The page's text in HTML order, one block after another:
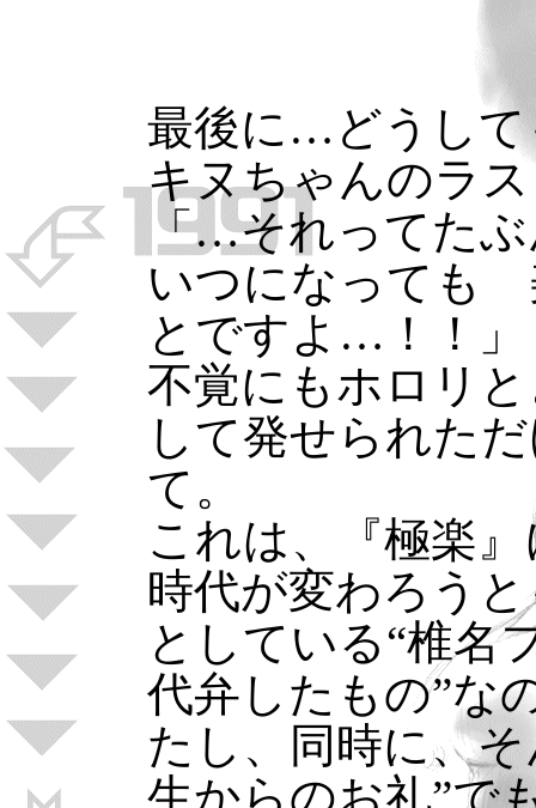
最後に…どうして
キヌちゃんのラ
「…それってた
いつになっても
とですよ…！！
不覚にもホロリ
して発せられた
て。
これは、『極楽
時代が変わろう
としている“椎名
代弁したもの”な
たし、同時に、
生からのお礼”で